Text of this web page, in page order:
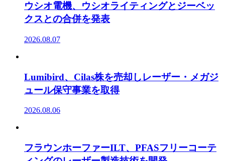
ウシオ電機、ウシオライティングとジーベッ
クスとの合併を発表
2026.08.07
Lumibird、Cilas株を売却しレーザー・メガジ
ュール保守事業を取得
2026.08.06
フラウンホーファーILT、PFASフリーコーテ